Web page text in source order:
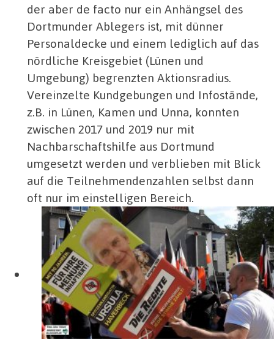
der aber de facto nur ein Anhängsel des
Dortmunder Ablegers ist, mit dünner
Personaldecke und einem lediglich auf das
nördliche Kreisgebiet (Lünen und
Umgebung) begrenzten Aktionsradius.
Vereinzelte Kundgebungen und Infostände,
z.B. in Lünen, Kamen und Unna, konnten
zwischen 2017 und 2019 nur mit
Nachbarschaftshilfe aus Dortmund
umgesetzt werden und verblieben mit Blick
auf die Teilnehmendenzahlen selbst dann
oft nur im einstelligen Bereich.